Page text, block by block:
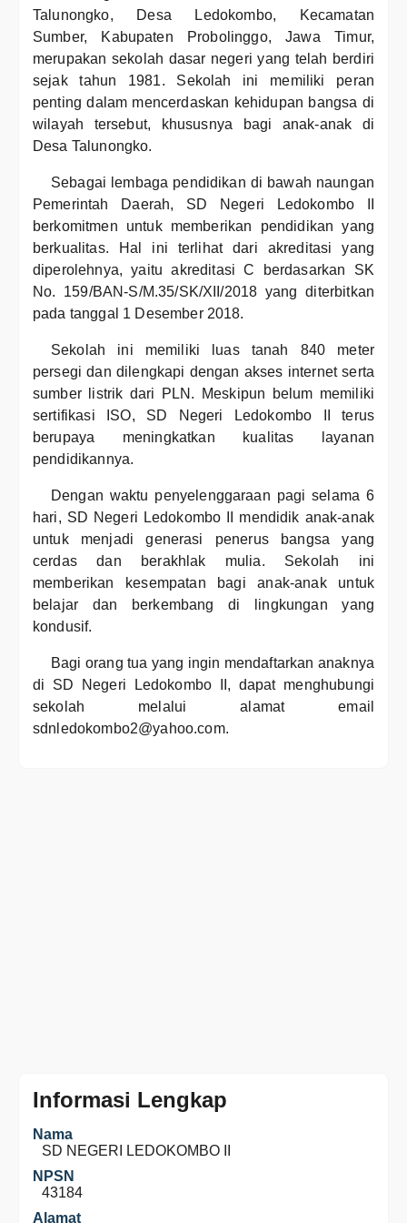
Talunongko, Desa Ledokombo, Kecamatan
Sumber, Kabupaten Probolinggo, Jawa Timur,
merupakan sekolah dasar negeri yang telah berdiri
sejak tahun 1981. Sekolah ini memiliki peran
penting dalam mencerdaskan kehidupan bangsa di
wilayah tersebut, khususnya bagi anak-anak di
Desa Talunongko.
Sebagai lembaga pendidikan di bawah naungan
Pemerintah Daerah, SD Negeri Ledokombo II
berkomitmen untuk memberikan pendidikan yang
berkualitas. Hal ini terlihat dari akreditasi yang
diperolehnya, yaitu akreditasi C berdasarkan SK
No. 159/BAN-S/M.35/SK/XII/2018 yang diterbitkan
pada tanggal 1 Desember 2018.
Sekolah ini memiliki luas tanah 840 meter
persegi dan dilengkapi dengan akses internet serta
sumber listrik dari PLN. Meskipun belum memiliki
sertifikasi ISO, SD Negeri Ledokombo II terus
berupaya meningkatkan kualitas layanan
pendidikannya.
Dengan waktu penyelenggaraan pagi selama 6
hari, SD Negeri Ledokombo II mendidik anak-anak
untuk menjadi generasi penerus bangsa yang
cerdas dan berakhlak mulia. Sekolah ini
memberikan kesempatan bagi anak-anak untuk
belajar dan berkembang di lingkungan yang
kondusif.
Bagi orang tua yang ingin mendaftarkan anaknya
di SD Negeri Ledokombo II, dapat menghubungi
sekolah melalui alamat email
sdnledokombo2@yahoo.com.
Informasi Lengkap
Nama
SD NEGERI LEDOKOMBO II
NPSN
43184
Alamat